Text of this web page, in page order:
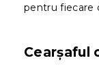
pentru fiecare
Cearșaful